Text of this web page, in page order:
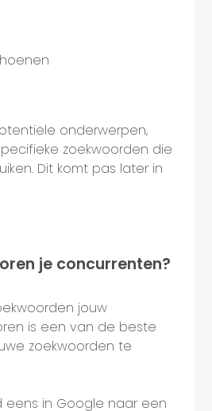
onderwerpen,
zoekwoorden die
Dit komt pas later in
je concurrenten?
jouw
is een van de beste
zoekwoorden te
eens in Google naar een